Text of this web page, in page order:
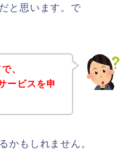
と思います。で
、
ービスを申
かもしれません。